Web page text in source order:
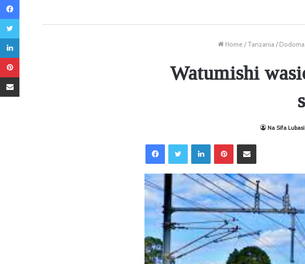
Home / Tanzania / Dodoma
Watumishi
Na Sifa
LinkedIn